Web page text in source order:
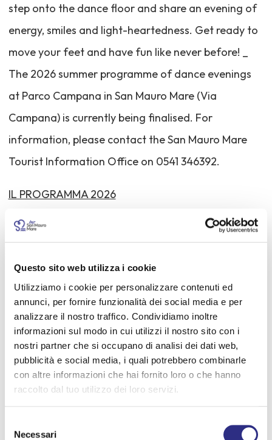
Questo sito web utilizza i cookie
Utilizziamo i cookie per personalizzare contenuti ed
annunci, per fornire funzionalità dei social media e per
analizzare il nostro traffico. Condividiamo inoltre
informazioni sul modo in cui utilizzi il nostro sito con i
nostri partner che si occupano di analisi dei dati web,
pubblicità e social media, i quali potrebbero combinarle
con altre informazioni che hai fornito loro o che hanno
raccolto dal tuo utilizzo dei loro servizi.
delNecessari
step onto the dance floor and share an evening of
energy, smiles and light-heartedness. Get ready to
move your feet and have fun like never before! _
The 2026 summer programme of dance evenings
at Parco Campana in San Mauro Mare (Via
Campana) is currently being finalised. For
information, please contact the San Mauro Mare
Tourist Information Office on 0541 346392.
IL PROGRAMMA 2026
05-GIU VANESSA SILVAGNI
17-LUG NUOVA ROMAGNA FOLK
24-LUG SCIUCAREN
31-LUG THE SENIOR
07-AGO DAVID PACINI
21-AGO SOFIA E ALE
28-AGO PATRIZIA CECCARELLI